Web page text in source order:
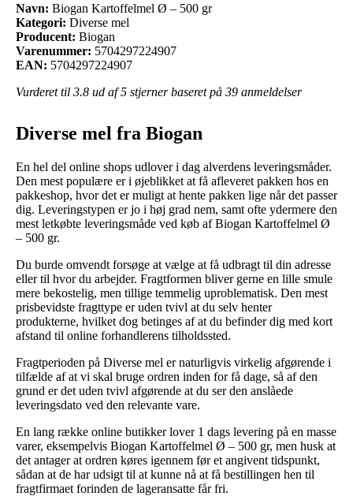
Navn: Biogan Kartoffelmel Ø – 500 gr
Kategori: Diverse mel
Producent: Biogan
Varenummer: 5704297224907
EAN: 5704297224907
Vurderet til 3.8 ud af 5 stjerner baseret på 39 anmeldelser
Diverse mel fra Biogan
En hel del online shops udlover i dag alverdens leveringsmåder.
Den mest populære er i øjeblikket at få afleveret pakken hos en
pakkeshop, hvor det er muligt at hente pakken lige når det passer
dig. Leveringstypen er jo i høj grad nem, samt ofte ydermere den
mest letkøbte leveringsmåde ved køb af Biogan Kartoffelmel Ø
– 500 gr.
Du burde omvendt forsøge at vælge at få udbragt til din adresse
eller til hvor du arbejder. Fragtformen bliver gerne en lille smule
mere bekostelig, men tillige temmelig uproblematisk. Den mest
prisbevidste fragttype er uden tvivl at du selv henter
produkterne, hvilket dog betinges af at du befinder dig med kort
afstand til online forhandlerens tilholdssted.
Fragtperioden på Diverse mel er naturligvis virkelig afgørende i
tilfælde af at vi skal bruge ordren inden for få dage, så af den
grund er det uden tvivl afgørende at du ser den anslåede
leveringsdato ved den relevante vare.
En lang række online butikker lover 1 dags levering på en masse
varer, eksempelvis Biogan Kartoffelmel Ø – 500 gr, men husk at
det antager at ordren køres igennem før et angivent tidspunkt,
sådan at de har udsigt til at kunne nå at få bestillingen hen til
fragtfirmaet forinden de lageransatte får fri.